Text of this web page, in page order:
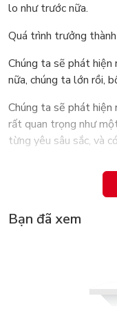
lo như trước nữa.
Quá trình trưởng
Chúng ta sẽ phát hiện
nữa, chúng ta lớn rồi,
Chúng ta sẽ phát hiện
rất quan trọng như
từng yêu sâu sắc, và
Chúng ta sẽ phát
hệ, nhưng người có
đi đến hết cuộc đời rất
Trưởng thành là vậy,
biết cười trừ vì những
những điều còn dang
mình nếm trải một vài
đôi khi chúng ta
Bạn đã xem